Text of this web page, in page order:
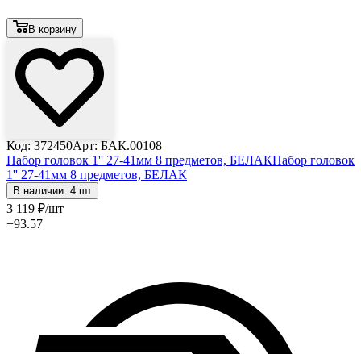
В корзину
Код: 372450Арт: БАК.00108
Набор головок 1'' 27-41мм 8 предметов, БЕЛАКНабор головок
1'' 27-41мм 8 предметов, БЕЛАК
В наличии: 4 шт
3 119 ₽/шт
+93.57